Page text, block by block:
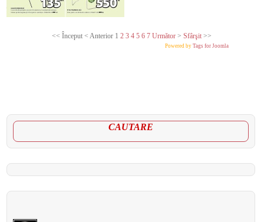
<<Început <Anterior 1 2 3 4 5 6 7 Următor >Sfârşit >>
Powered by Tags for Joomla
CAUTARE